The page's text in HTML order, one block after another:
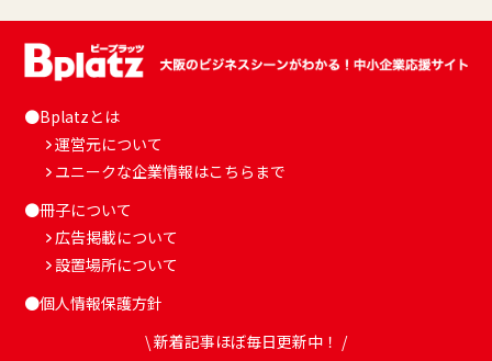
●Bplatzとは
運営元について
ユニークな企業情報はこちらまで
●冊子について
広告掲載について
設置場所について
●個人情報保護方針
\ 新着記事ほぼ毎日更新中！ /